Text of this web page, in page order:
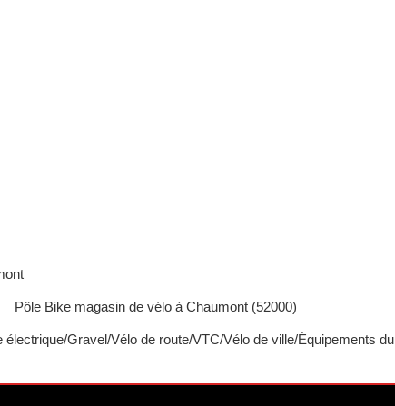
Pôle Bike magasin de vélo à Chaumont (52000)
Gravel/Vélo de route/VTC/Vélo de ville/Équipements